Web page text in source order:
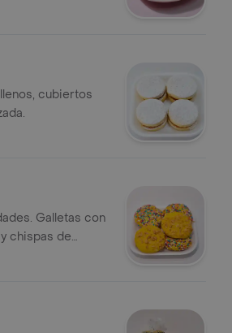
decoraciones
cubiertos
Galletas con
chispas de